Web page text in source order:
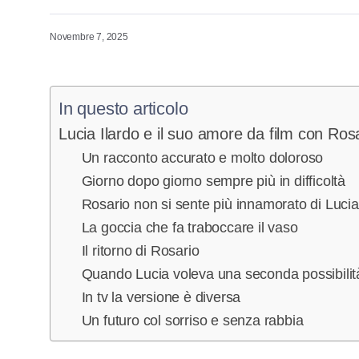
Novembre 7, 2025
In questo articolo
Lucia Ilardo e il suo amore da film con
Un racconto accurato e molto doloroso
Giorno dopo giorno sempre più in difficoltà
Rosario non si sente più innamorato di Lucia
La goccia che fa traboccare il vaso
Il ritorno di Rosario
Quando Lucia voleva una seconda
In tv la versione è diversa
Un futuro col sorriso e senza rabbia